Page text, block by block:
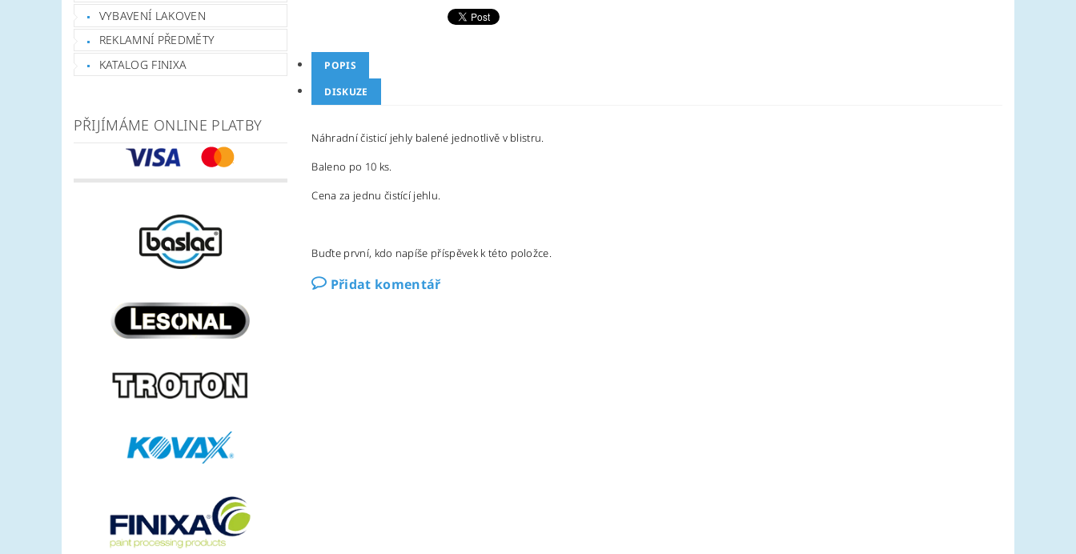
VYBAVENÍ LAKOVEN
REKLAMNÍ PŘEDMĚTY
KATALOG FINIXA
PŘIJÍMÁME ONLINE PLATBY
POPIS
DISKUZE
Náhradní čisticí jehly balené jednotlivě v blistru.
Baleno po 10 ks.
Cena za jednu čistící jehlu.
Buďte první, kdo napíše příspěvek k této položce.
Přidat komentář